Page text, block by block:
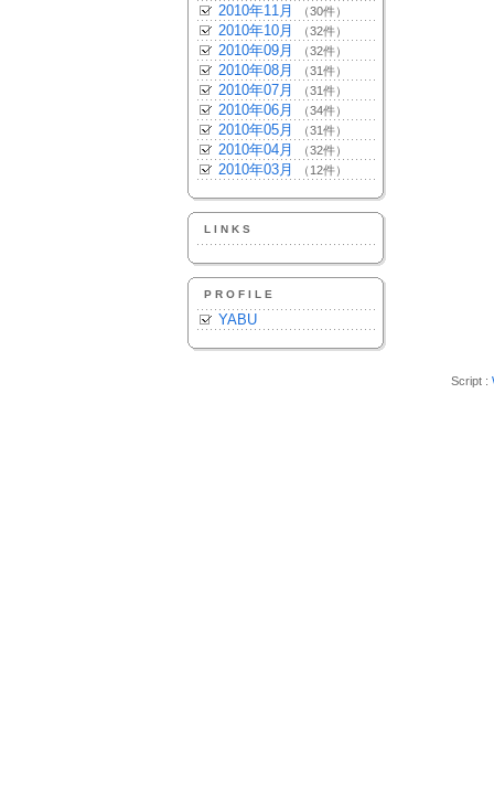
2010年11月 （30件）
2010年10月 （32件）
2010年09月 （32件）
2010年08月 （31件）
2010年07月 （31件）
2010年06月 （34件）
2010年05月 （31件）
2010年04月 （32件）
2010年03月 （12件）
LINKS
PROFILE
YABU
Script :